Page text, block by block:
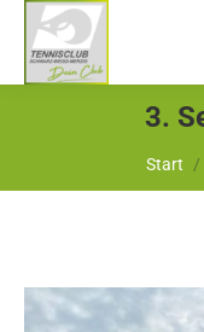
3.
Sie
Start